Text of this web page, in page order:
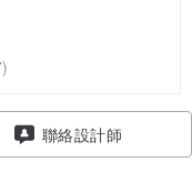
聯絡設計師